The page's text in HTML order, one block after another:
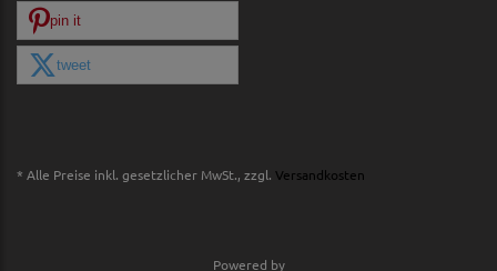
pin it
tweet
* Alle Preise inkl. gesetzlicher MwSt., zzgl. Versandkosten
Powered by